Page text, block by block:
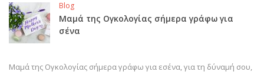
Blog
Μαμά της Ογκολογίας σήμερα γράφω για
σένα
Μαμά της Ογκολογίας σήμερα γράφω για εσένα, για τη δύναμή σου,